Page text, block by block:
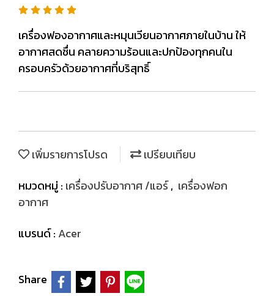
เครื่องฟองอากาศและหมุนเวียนอากาศภายในบ้าน ให้
อากาศสดชื่น คลายความร้อนและปกป้องทุกคนใน
ครอบครัวด้วยอากาศที่บริสุทธิ์
เพิ่มรายการโปรด
เปรียบเทียบ
หมวดหมู่ : เครื่องปรับอากาศ /แอร์, เครื่องฟอก
อากาศ
แบรนด์ : Acer
Share